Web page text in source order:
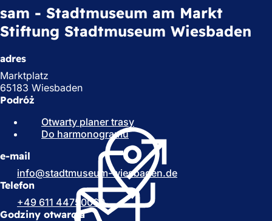
sam - Stadtmuseum am Markt
Stiftung Stadtmuseum Wiesbaden
adres
Marktplatz
65183 Wiesbaden
Podróż
Otwarty planer trasy
O
t
w
i
e
r
a
Do harmonogramu(
O
t
w
i
e
r
e-mail
info
stadtmuseum-wiesbaden de
Telefon
+49 611 44750060
Godziny otwarcia